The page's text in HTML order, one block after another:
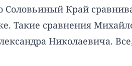
Соловьиный Край
Такие сравнения
Николаевича.